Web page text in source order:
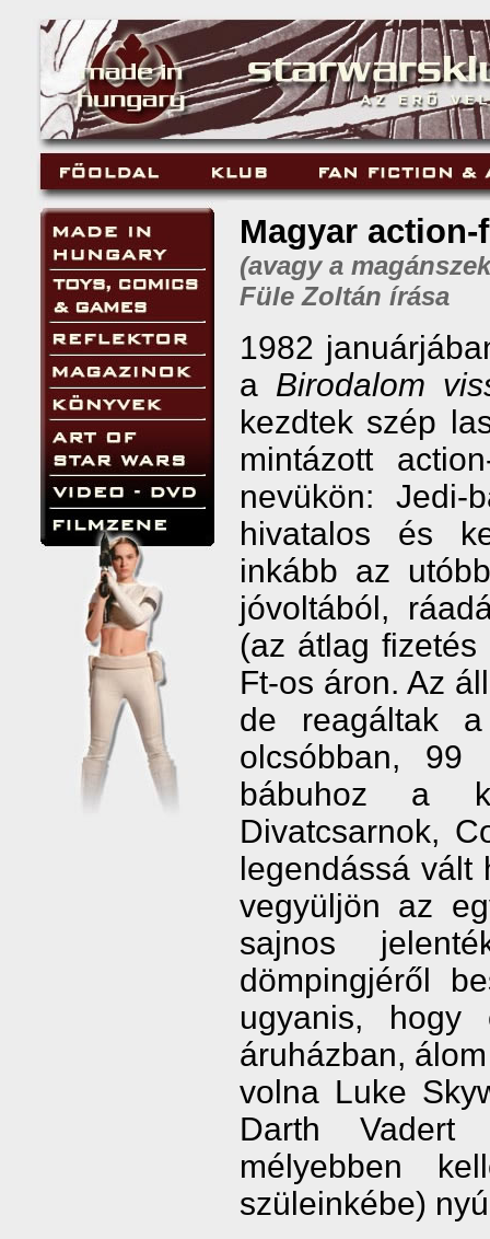
Magyar
(avagy a
Füle Zoltán írása
1982
a Birodalom
kezdtek szép
mintázott
nevükön:
hivatalos és
inkább az
jóvoltából,
(az átlag
Ft-os áron. Az
de reagáltak
olcsóbban, 99
bábuhoz a
Divatcsarnok,
legendássá vált
vegyüljön az
sajnos
dömpingjéről
ugyanis, hogy
áruházban,
volna Luke
Darth Vadert
mélyebben
szüleinkébe)